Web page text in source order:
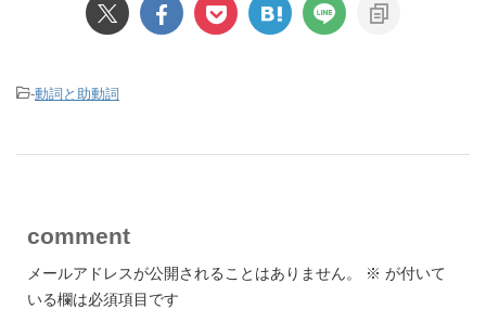
-動詞と助動詞
comment
メールアドレスが公開されることはありません。 ※ が付いて
いる欄は必須項目です